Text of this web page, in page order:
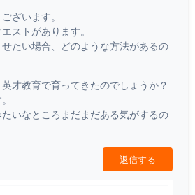
ざいます。
ストがあります。
たい場合、どのような方法があるの
才教育で育ってきたのでしょうか？
いなところまだまだある気がするの
返信する